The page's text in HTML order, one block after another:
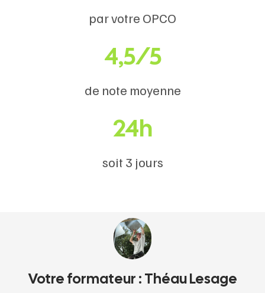
par votre OPCO
4,5/5
de note moyenne
24h
soit 3 jours
Votre formateur : Théau Lesage